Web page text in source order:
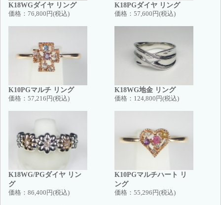
K18WGダイヤ リング
価格： 76,800円(税込)
K18PGダイヤ リング
価格： 57,600円(税込)
K10PGマルチ リング
価格： 57,216円(税込)
K18WG地金 リング
価格： 124,800円(税込)
K18WG/PGダイヤ リン
グ
価格： 86,400円(税込)
K10PGマルチハート リ
ング
価格： 55,296円(税込)